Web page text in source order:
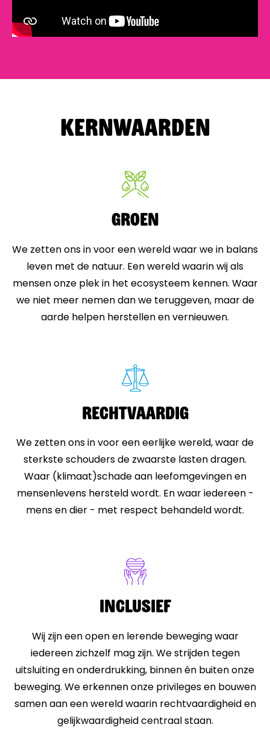
Kernwaarden
Groen
We zetten ons in voor een wereld waar we in balans
leven met de natuur. Een wereld waarin wij als
mensen onze plek in het ecosysteem kennen. Waar
we niet meer nemen dan we teruggeven, maar de
aarde helpen herstellen en vernieuwen.
Rechtvaardig
We zetten ons in voor een eerlijke wereld, waar de
sterkste schouders de zwaarste lasten dragen.
Waar (klimaat)schade aan leefomgevingen en
mensenlevens hersteld wordt. En waar iedereen -
mens en dier - met respect behandeld wordt.
Inclusief
Wij zijn een open en lerende beweging waar
iedereen zichzelf mag zijn. We strijden tegen
uitsluiting en onderdrukking, binnen én buiten onze
beweging. We erkennen onze privileges en bouwen
samen aan een wereld waarin rechtvaardigheid en
gelijkwaardigheid centraal staan.